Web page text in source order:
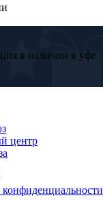
в наличии в уфе
центр